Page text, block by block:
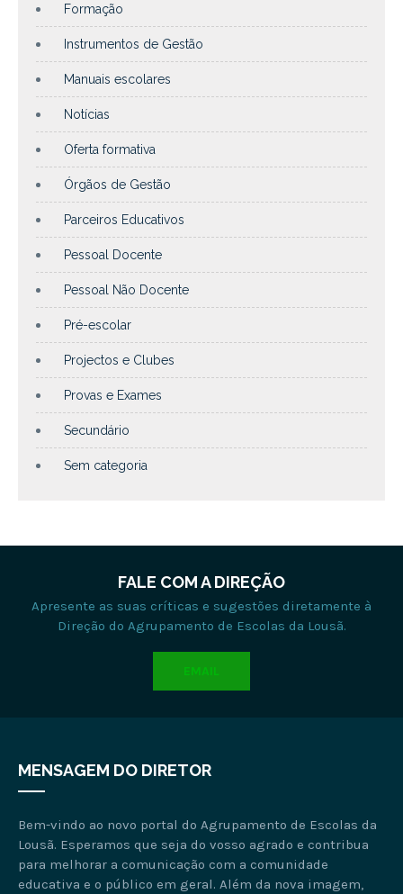
Formação
Instrumentos de Gestão
Manuais escolares
Notícias
Oferta formativa
Órgãos de Gestão
Parceiros Educativos
Pessoal Docente
Pessoal Não Docente
Pré-escolar
Projectos e Clubes
Provas e Exames
Secundário
Sem categoria
FALE COM A DIREÇÃO
Apresente as suas críticas e sugestões diretamente à
Direção do Agrupamento de Escolas da Lousã.
EMAIL
MENSAGEM DO DIRETOR
Bem-vindo ao novo portal do Agrupamento de Escolas da
Lousã. Esperamos que seja do vosso agrado e contribua
para melhorar a comunicação com a comunidade
educativa e o público em geral. Além da nova imagem,